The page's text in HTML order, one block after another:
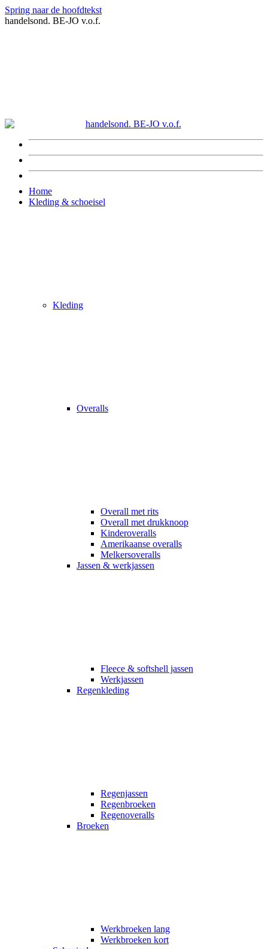
Spring naar de hoofdtekst
handelsond. BE-JO v.o.f.
Home
Kleding & schoeisel
Kleding
Overalls
Overall met rits
Overall met drukknoop
Kinderoveralls
Amerikaanse overalls
Melkersoveralls
Jassen & werkjassen
Fleece & softshell jassen
Werkjassen
Regenkleding
Regenjassen
Regenbroeken
Regenoveralls
Broeken
Werkbroeken lang
Werkbroeken kort